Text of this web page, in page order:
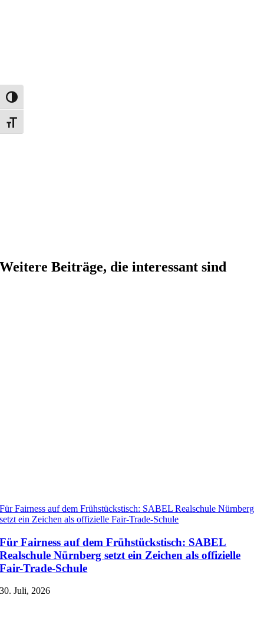
Umschalten auf hohe Kontraste
Schrift vergrößern
Weitere Beiträge, die interessant sind
Für Fairness auf dem Frühstückstisch: SABEL Realschule Nürnberg
setzt ein Zeichen als offizielle Fair-Trade-Schule
Für Fairness auf dem Frühstückstisch: SABEL
Realschule Nürnberg setzt ein Zeichen als offizielle
Fair-Trade-Schule
30. Juli, 2026